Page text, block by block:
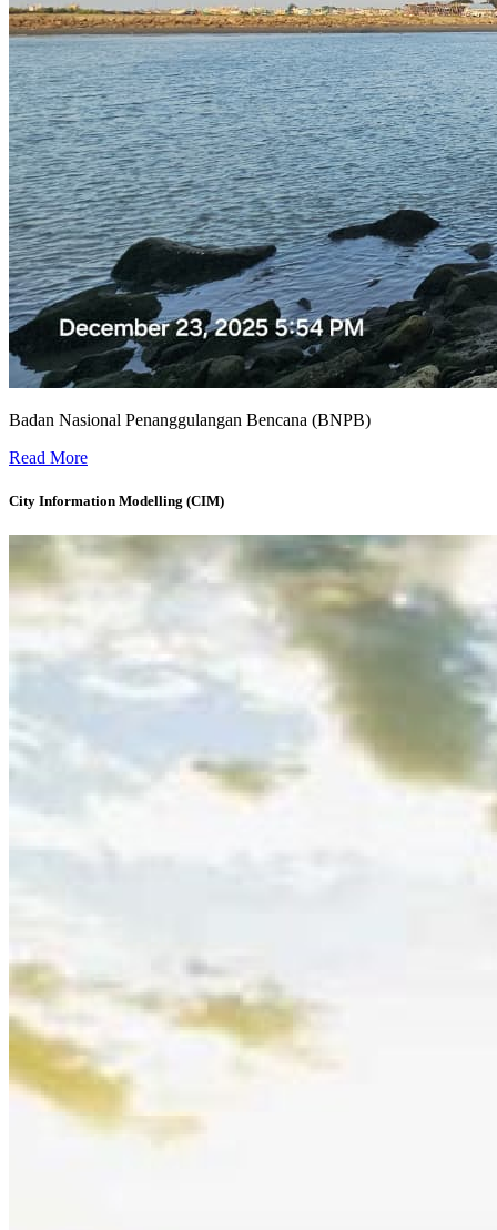
Badan Nasional Penanggulangan Bencana (BNPB)
Sistem Peringatan Dini Banjir untuk Wilayah Bekasi -
Read More
City Information Modelling (CIM)